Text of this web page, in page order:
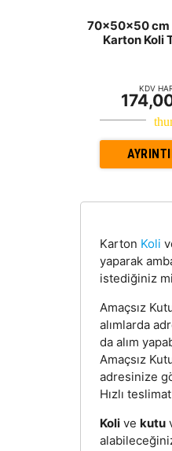
70x50x50 cm
Karton Koli
KDV
Karton Koli
yaparak
istediğiniz
Amaçsız
alımlarda
da alım
Amaçsız
adresinize
Hızlı teslimat
Kolive kutu